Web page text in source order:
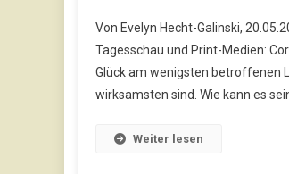
Von Evelyn Hecht-Galinski,
Tagesschau und Print-Medien:
Glück am wenigsten betroffenen
wirksamsten sind. Wie kann es
Weiter lesen